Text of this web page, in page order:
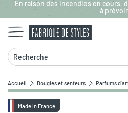
Aller au contenu principal
En raison des incendies en cours,
à
Recherche
Accueil Bougies et senteurs Parfums
Made in France